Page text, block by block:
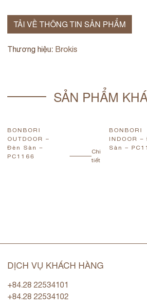
TẢI VỀ THÔNG TIN SẢN PHẨM
Thương hiệu: Brokis
SẢN PHẨM
BONBORI
OUTDOOR –
Đèn Sàn –
PC1166
Chi
tiết
BONBORI
INDOOR –
Sàn –
DỊCH VỤ KHÁCH HÀNG
+84.28 22534101
+84.28 22534102